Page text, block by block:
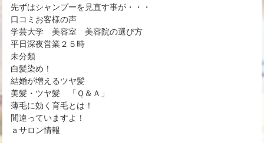
先ずはシャンプーを見直す事が・・・
口コミお客様の声
学芸大学 美容室 美容院の選び方
平日深夜営業２５時
未分類
白髪染め！
結婚が増えるツヤ髪
美髪・ツヤ髪 「Ｑ＆Ａ」
薄毛に効く育毛とは！
間違っていますよ！
ａサロン情報